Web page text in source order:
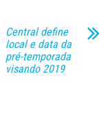
Central define
local e data da
pré-temporada
visando 2019